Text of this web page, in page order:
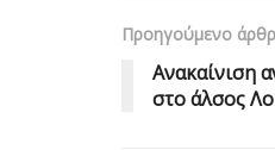
Προηγούμενο
Ανακαίνιση
στο άλσος